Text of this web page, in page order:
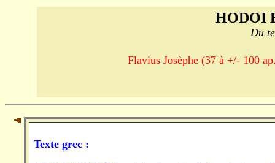
HODOI
Du
Flavius Josèphe (37 à +/- 100
Texte grec :